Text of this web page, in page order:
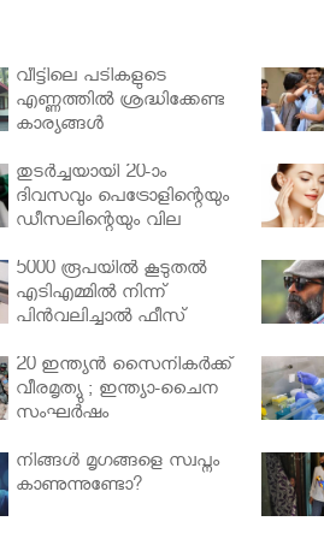
വീട്ടിലെ പടികളുടെ
എണ്ണത്തിൽ ശ്രദ്ധിക്കേണ്ട
കാര്യങ്ങൾ
തുടർച്ചയായി 20-ാം
ദിവസവും പെട്രോളിന്റെയും
ഡീസലിന്റെയും വില
5000 രൂപയിൽ കൂടുതൽ
എടിഎമ്മിൽ നിന്ന്
പിൻവലിച്ചാൽ ഫീസ്
20 ഇന്ത്യൻ സൈനികർക്ക്
വീരമൃത്യു ; ഇന്ത്യാ-ചൈന
സംഘർഷം
നിങ്ങള്‍ മൃഗങ്ങളെ സ്വപ്നം
കാണുന്നുണ്ടോ?